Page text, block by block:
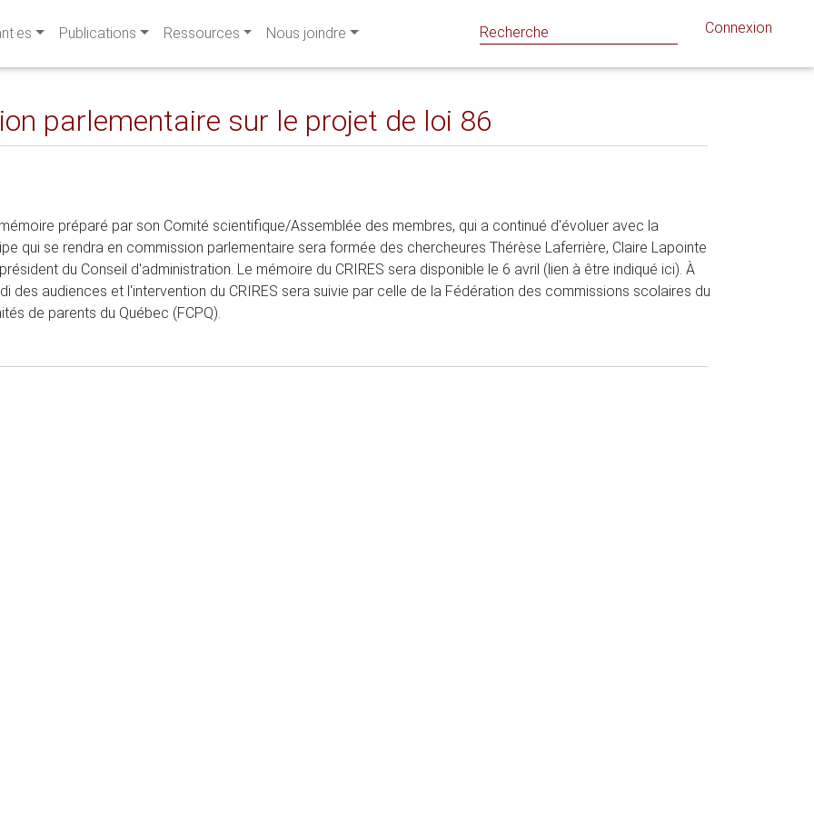
Publications Ressources Nous joindre Connexion
parlementaire sur le projet de loi 86
préparé par son Comité scientifique/Assemblée des membres, qui a continué d'évoluer avec la
qui se rendra en commission parlementaire sera formée des chercheures Thérèse Laferrière, Claire Lapointe
du Conseil d'administration. Le mémoire du CRIRES sera disponible le 6 avril (lien à être indiqué ici). À
des audiences et l'intervention du CRIRES sera suivie par celle de la Fédération des commissions scolaires du
de parents du Québec (FCPQ).